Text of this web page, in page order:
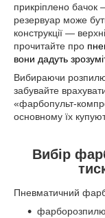
прикріплено бачок
резервуар може
конструкції —
прочитайте про
вони дадуть
Вибираючи
забувайте
«фарбопульт-
основному їх
Вибір
Пневматичний